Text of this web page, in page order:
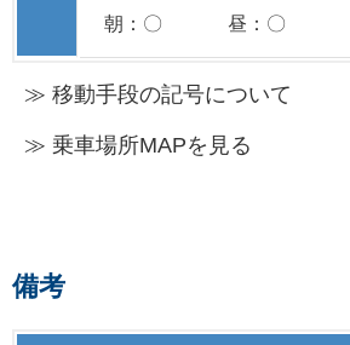
朝：〇 昼：〇
≫ 移動手段の記号について
≫ 乗車場所MAPを見る
備考